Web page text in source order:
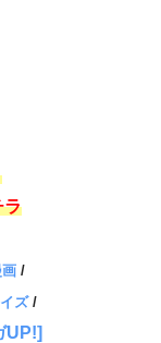
ラ
/
ズ/
UP!]